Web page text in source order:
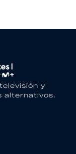
y
alternativos.